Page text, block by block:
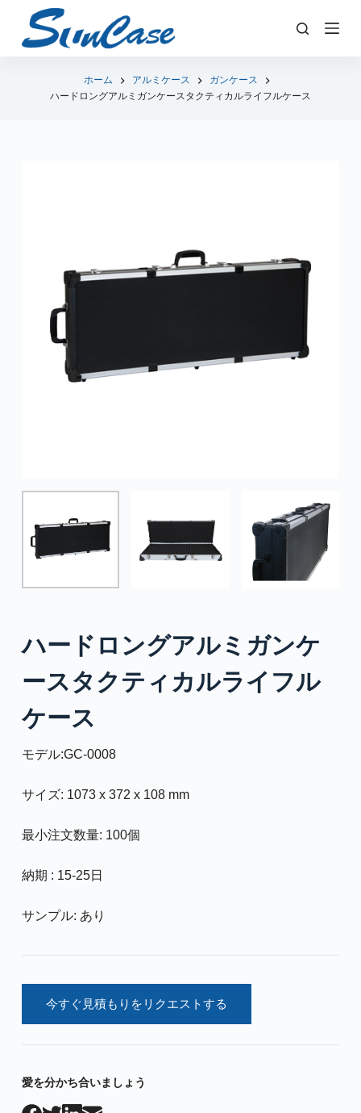
ン
ホーム アルミケース
ガンケース
ハードロングアルミガンケースタクティカルライフルケース
ハードロングアルミガンケ
ースタクティカルライフル
ケース
モデル:GC-0008
サイズ: 1073 x 372 x 108 mm
最小注文数量: 100個
納期 : 15-25日
サンプル: あり
今すぐ見積もりをリクエストする
愛を分かち合いましょう